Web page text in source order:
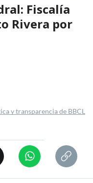
Fiscalía
Rivera por
y transparencia de BBCL